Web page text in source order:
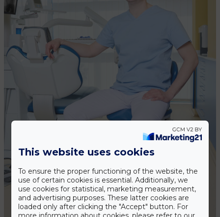
This website uses cookies
To ensure the proper functioning of the website, the
use of certain cookies is essential. Additionally, we
use cookies for statistical, marketing measurement,
and advertising purposes. These latter cookies are
loaded only after clicking the "Accept" button. For